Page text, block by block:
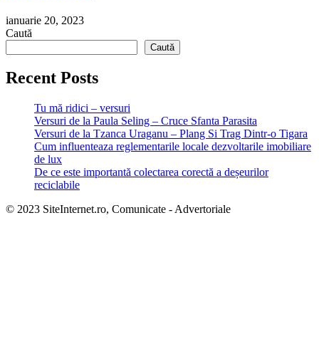
ianuarie 20, 2023
Caută
Caută
Recent Posts
Tu mă ridici – versuri
Versuri de la Paula Seling – Cruce Sfanta Parasita
Versuri de la Tzanca Uraganu – Plang Si Trag Dintr-o Tigara
Cum influenteaza reglementarile locale dezvoltarile imobiliare
de lux
De ce este importantă colectarea corectă a deșeurilor
reciclabile
© 2023 SiteInternet.ro, Comunicate - Advertoriale